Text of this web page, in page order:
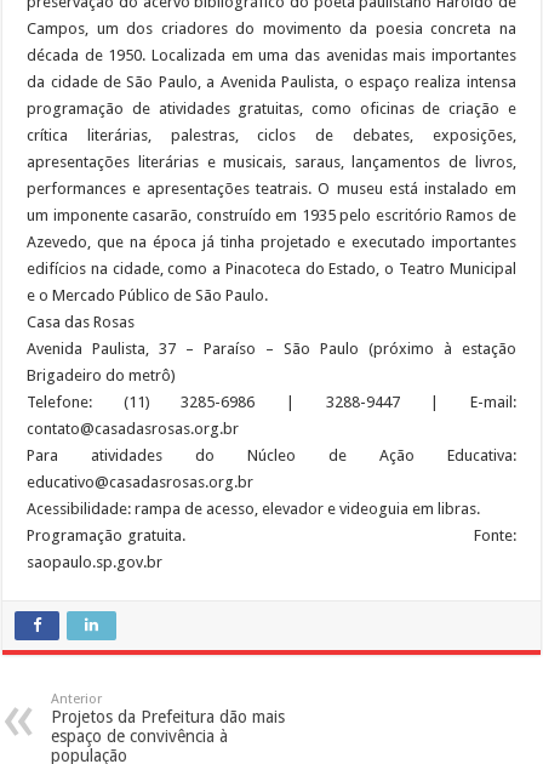
Campos, um dos criadores do movimento da poesia concreta na
década de 1950. Localizada em uma das avenidas mais importantes
da cidade de São Paulo, a Avenida Paulista, o espaço realiza intensa
programação de atividades gratuitas, como oficinas de criação e
crítica literárias, palestras, ciclos de debates, exposições,
apresentações literárias e musicais, saraus, lançamentos de livros,
performances e apresentações teatrais. O museu está instalado em
um imponente casarão, construído em 1935 pelo escritório Ramos de
Azevedo, que na época já tinha projetado e executado importantes
edifícios na cidade, como a Pinacoteca do Estado, o Teatro Municipal
e o Mercado Público de São Paulo.
Casa das Rosas
Avenida Paulista, 37 – Paraíso – São Paulo (próximo à estação
Brigadeiro do metrô)
Telefone: (11) 3285-6986 | 3288-9447 | E-mail:
contato@casadasrosas.org.br
Para atividades do Núcleo de Ação Educativa:
educativo@casadasrosas.org.br
Acessibilidade: rampa de acesso, elevador e videoguia em libras.
Programação gratuita. Fonte:
saopaulo.sp.gov.br
Anterior
Projetos da Prefeitura dão mais
espaço de convivência à
população